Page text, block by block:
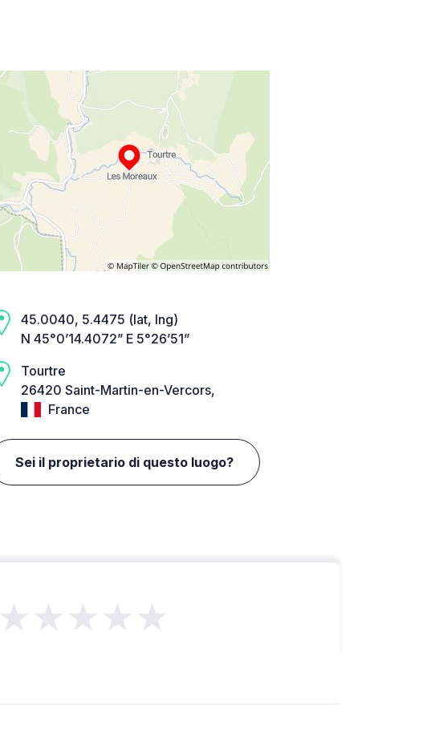
45.0040, 5.4475 (lat, lng)
N 45°0’14.4072” E 5°26’51”
Tourtre
26420 Saint-Martin-en-Vercors,
France
Sei il proprietario di questo luogo?
★★★★★